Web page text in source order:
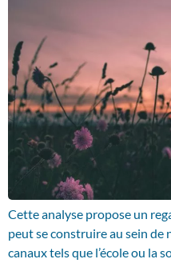
Cette analyse propose un
peut se construire au sein de
canaux tels que l’école ou la